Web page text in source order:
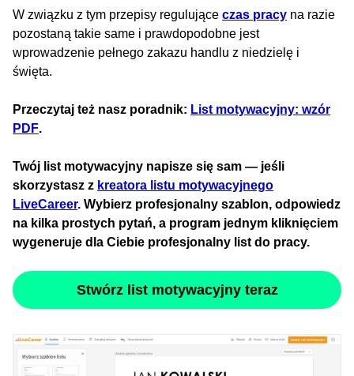
W związku z tym przepisy regulujące czas pracy na razie
pozostaną takie same i prawdopodobne jest
wprowadzenie pełnego zakazu handlu z niedzielę i
święta.
Przeczytaj też nasz poradnik: List motywacyjny: wzór
PDF.
Twój list motywacyjny napisze się sam — jeśli
skorzystasz z kreatora listu motywacyjnego
LiveCareer. Wybierz profesjonalny szablon, odpowiedz
na kilka prostych pytań, a program jednym kliknięciem
wygeneruje dla Ciebie profesjonalny list do pracy.
Stwórz list motywacyjny teraz